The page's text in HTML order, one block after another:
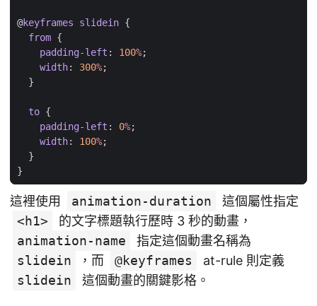
@keyframes slidein {
from {
padding-left : 100%;
width: 300%;
}
to {
padding-left : 0%;
width: 100%;
}
}
這裡使用 animation-duration
這個屬性指定
<h1>
的文字標題執行歷時 3 秒的動畫，
animation-name
指定這個動畫名稱為
slidein
，而 @keyframes
at-rule 則定義
slidein
這個動畫的關鍵影格。